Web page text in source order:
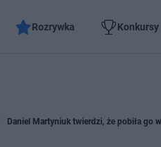
Rozrywka Konkursy
Daniel Martyniuk twierdzi, że pobiła go